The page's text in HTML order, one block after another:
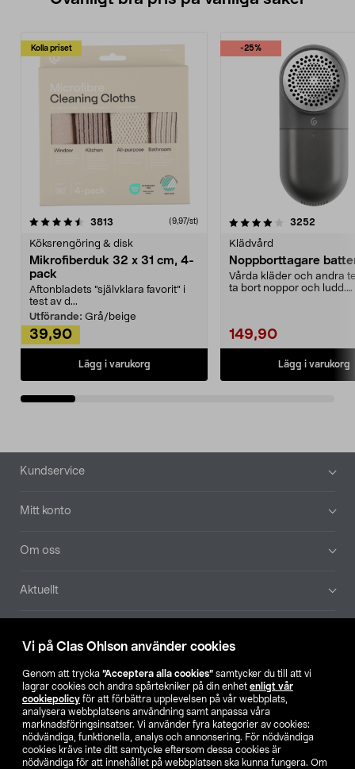
Vi på Clas Ohlson använder cookies
Genom att trycka ”Acceptera alla cookies” samtycker du till att vi
lagrar cookies och andra spårtekniker på din enhet enligt vår
cookiepolicy för att förbättra upplevelsen på vår webbplats,
analysera webbplatsens användning samt anpassa våra
marknadsföringsinsatser. Vi använder fyra kategorier av cookies:
nödvändiga, funktionella, analys och annonsering. För nödvändiga
cookies krävs inte ditt samtycke eftersom dessa cookies är
nödvändiga för att innehållet på webbplatsen ska kunna fungera. Om
Kolla priset
3813 (9,97/st)
Köksrengöring & disk
Mikrofiberduk 32 x 31 cm, 4-
pack
Aftonbladets "självklara favorit” i
test av d...
Utförande: Grå/beige
39,90
Lägg i varukorg
-25%
4.0av 5 stjärnor 3252
Klädvård
Noppborttagare
Vårda kläder och andra
ta bort noppor och ludd.
149,90
Lägg i varukorg
4.5av 5 stjärnor
Sidfot
Kundservice
Mitt konto
Om oss
Aktuellt
Hitta butik
SE NO FI